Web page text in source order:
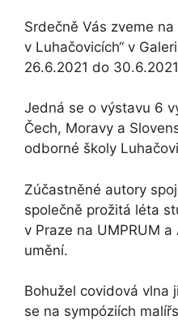
Srdečně Vás zveme
v Luhačovicích“ v
26.6.2021 do
Jedná se o výstavu 6
Čech, Moravy a
odborné školy
Zúčastněné autory
společně prožitá léta
v Praze na UMPRUM
umění.
Bohužel covidová vlna
se na sympóziích